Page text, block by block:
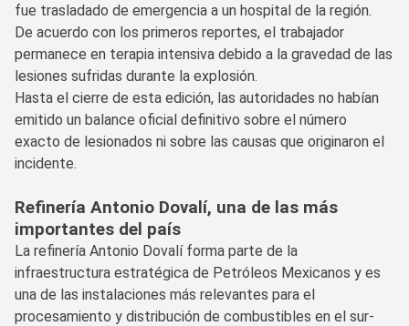
fue trasladado de emergencia a un hospital de la región.
De acuerdo con los primeros reportes, el trabajador
permanece en terapia intensiva debido a la gravedad de las
lesiones sufridas durante la explosión.
Hasta el cierre de esta edición, las autoridades no habían
emitido un balance oficial definitivo sobre el número
exacto de lesionados ni sobre las causas que originaron el
incidente.
Refinería Antonio Dovalí, una de las más
importantes del país
La refinería Antonio Dovalí forma parte de la
infraestructura estratégica de Petróleos Mexicanos y es
una de las instalaciones más relevantes para el
procesamiento y distribución de combustibles en el sur-